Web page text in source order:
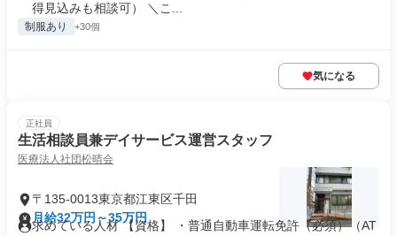
得見込みも相談可） ＼こ...
制服あり +30個
気になる
正社員
生活相談員兼デイサービス運営スタッフ
医療法人社団松晴会
〒135-0013東京都江東区千田
月給32万円～35万円
求めている人材 【資格】 ・普通自動車運転免許（必須）（AT